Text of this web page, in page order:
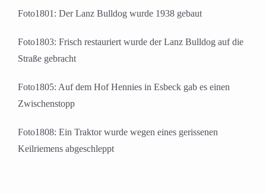
Foto1801: Der Lanz Bulldog wurde 1938 gebaut
Foto1803: Frisch restauriert wurde der Lanz Bulldog auf die
Straße gebracht
Foto1805: Auf dem Hof Hennies in Esbeck gab es einen
Zwischenstopp
Foto1808: Ein Traktor wurde wegen eines gerissenen
Keilriemens abgeschleppt